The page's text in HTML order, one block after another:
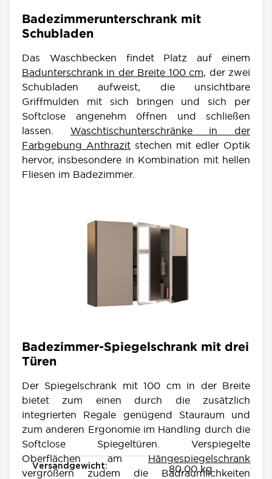
Badezimmerunterschrank mit
Schubladen
Das Waschbecken findet Platz auf einem
Badunterschrank in der Breite 100 cm , der zwei
Schubladen aufweist, die unsichtbare
Griffmulden mit sich bringen und sich per
Softclose angenehm öffnen und schließen
lassen. Waschtischunterschränke in der
Farbgebung Anthrazit stechen mit edler Optik
hervor, insbesondere in Kombination mit hellen
Fliesen im Badezimmer.
Badezimmer-Spiegelschrank mit drei
Türen
Der Spiegelschrank mit 100 cm in der Breite
bietet zum einen durch die zusätzlich
integrierten Regale genügend Stauraum und
zum anderen Ergonomie im Handling durch die
Softclose Spiegeltüren. Verspiegelte
Oberflächen am Hängespiegelschrank
vergrößern zudem die Badraumlichkeiten
Produkteigenschaft
Wert
Versandgewicht: 80,00 kg